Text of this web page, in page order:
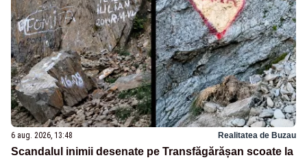
6 aug. 2026, 13:48 Realitatea de Buzau
Scandalul inimii desenate pe Transfăgărășan scoate la